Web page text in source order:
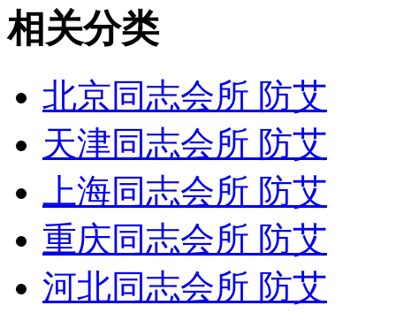
相关分类
北京同志会所 防艾
天津同志会所 防艾
上海同志会所 防艾
重庆同志会所 防艾
河北同志会所 防艾